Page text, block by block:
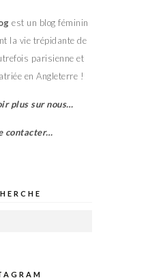
est un blog féminin
la vie trépidante de
parisienne et
en Angleterre !
plus sur nous…
contacter…